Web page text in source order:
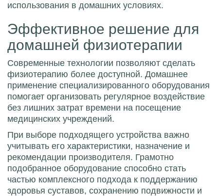
использования в домашних условиях.
Эффективное решение для
домашней физиотерапии
Современные технологии позволяют сделать
физиотерапию более доступной. Домашнее
применение специализированного оборудования
помогает организовать регулярное воздействие
без лишних затрат времени на посещение
медицинских учреждений.
При выборе подходящего устройства важно
учитывать его характеристики, назначение и
рекомендации производителя. Грамотно
подобранное оборудование способно стать
частью комплексного подхода к поддержанию
здоровья суставов, сохранению подвижности и